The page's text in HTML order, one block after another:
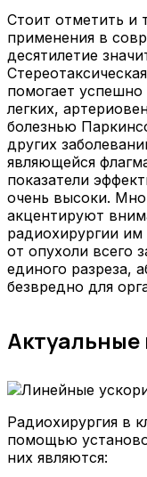
Стоит отметить и
применения в
десятилетие
помогает
легких,
болезнью
других
являющейся
показатели
очень высоки.
акцентируют
радиохирургии им
от опухоли всего
единого разреза,
безвредно для
Актуальные
Радиохирургия в
помощью
них являются: